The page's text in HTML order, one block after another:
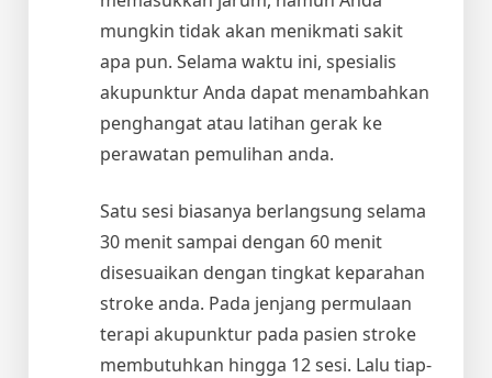
mungkin tidak akan menikmati sakit
apa pun. Selama waktu ini, spesialis
akupunktur Anda dapat menambahkan
penghangat atau latihan gerak ke
perawatan pemulihan anda.
Satu sesi biasanya berlangsung selama
30 menit sampai dengan 60 menit
disesuaikan dengan tingkat keparahan
stroke anda. Pada jenjang permulaan
terapi akupunktur pada pasien stroke
membutuhkan hingga 12 sesi. Lalu tiap-